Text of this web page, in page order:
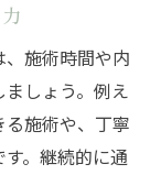
施術時間や内
しょう。例え
施術や、丁寧
。継続的に通